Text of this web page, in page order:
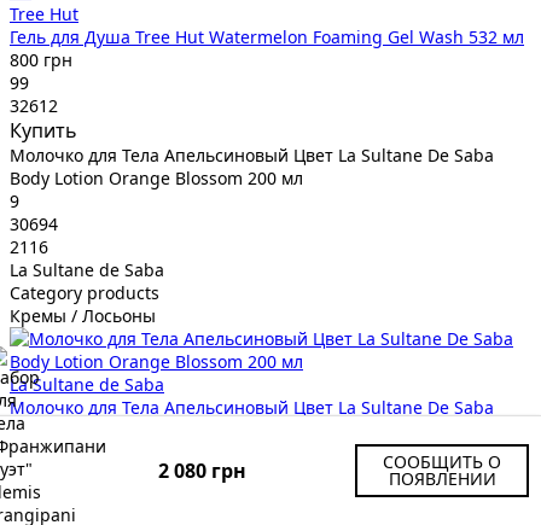
2 080 грн СООБЩИТЬ О
ПОЯВЛЕНИИ
Tree Hut
Гель для Душа Tree Hut Watermelon Foaming Gel Wash 532 мл
800 грн
99
32612
Купить
Молочко для Тела Апельсиновый Цвет La Sultane De Saba
Body Lotion Orange Blossom 200 мл
9
30694
2116
La Sultane de Saba
Category products
Кремы / Лосьоны
La Sultane de Saba
Молочко для Тела Апельсиновый Цвет La Sultane De Saba
Body Lotion Orange Blossom 200 мл
2 116 грн
99
30694